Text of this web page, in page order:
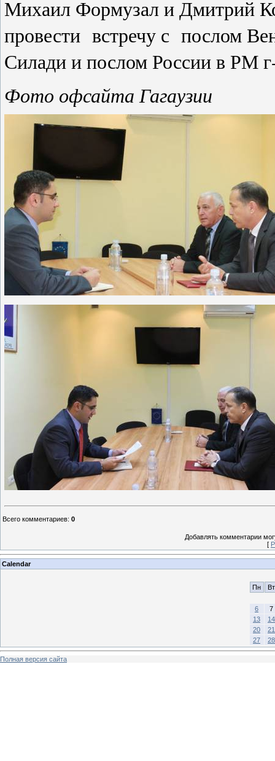
Михаил Формузал и Дмитрий
провести встречу с послом
Силади и послом России в
Фото офсайта Гагаузии
Всего комментариев: 0
Добавлять комментарии
[
Calendar
Пн Вт
6
7
13
14
20
21
27
28
Полная версия сайта